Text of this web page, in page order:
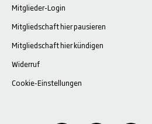
Mitglieder-Login
Mitgliedschaft hier pausieren
Mitgliedschaft hier kündigen
Widerruf
Cookie-Einstellungen